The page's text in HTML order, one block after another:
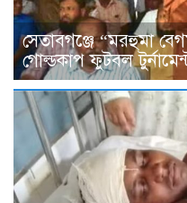
সেতাবগঞ্জে “মরহুমা
গোল্ডকাপ ফুটবল